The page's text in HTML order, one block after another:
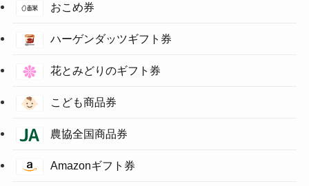
おこめ券
ハーゲンダッツギフト券
花とみどりのギフト券
こども商品券
農協全国商品券
Amazonギフト券